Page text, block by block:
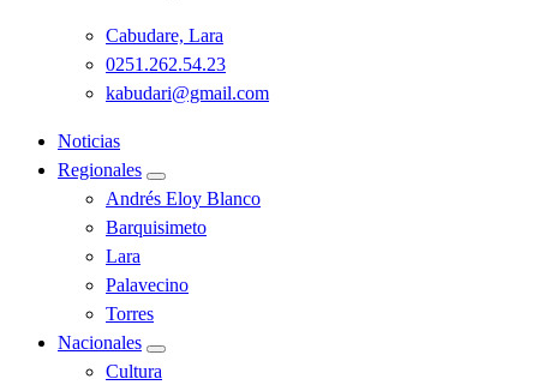
Cabudare, Lara
0251.262.54.23
kabudari@gmail.com
Noticias
Regionales
Andrés Eloy Blanco
Barquisimeto
Lara
Palavecino
Torres
Nacionales
Cultura